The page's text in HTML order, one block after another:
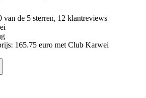
van de 5 sterren, 12 klantreviews
165.75 euro met Club Karwei